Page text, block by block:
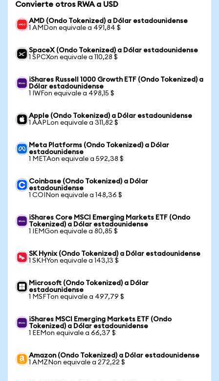
Convierte otros RWA a USD
AMD (Ondo Tokenized) a Dólar estadounidense
1 AMDon equivale a 491,84 $
SpaceX (Ondo Tokenized) a Dólar estadounidense
1 SPCXon equivale a 110,28 $
iShares Russell 1000 Growth ETF (Ondo Tokenized) a
Dólar estadounidense
1 IWFon equivale a 498,15 $
Apple (Ondo Tokenized) a Dólar estadounidense
1 AAPLon equivale a 311,82 $
Meta Platforms (Ondo Tokenized) a Dólar
estadounidense
1 METAon equivale a 592,38 $
Coinbase (Ondo Tokenized) a Dólar
estadounidense
1 COINon equivale a 148,36 $
iShares Core MSCI Emerging Markets ETF (Ondo
Tokenized) a Dólar estadounidense
1 IEMGon equivale a 80,85 $
SK Hynix (Ondo Tokenized) a Dólar estadounidense
1 SKHYon equivale a 143,13 $
Microsoft (Ondo Tokenized) a Dólar
estadounidense
1 MSFTon equivale a 497,79 $
iShares MSCI Emerging Markets ETF (Ondo
Tokenized) a Dólar estadounidense
1 EEMon equivale a 66,37 $
Amazon (Ondo Tokenized) a Dólar estadounidense
1 AMZNon equivale a 272,22 $